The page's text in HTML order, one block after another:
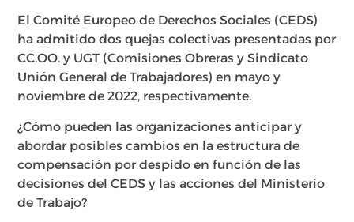
El Comité Europeo de Derechos Sociales (CEDS)
ha admitido dos quejas colectivas presentadas por
CC.OO. y UGT (Comisiones Obreras y Sindicato
Unión General de Trabajadores) en mayo y
noviembre de 2022, respectivamente.
¿Cómo pueden las organizaciones anticipar y
abordar posibles cambios en la estructura de
compensación por despido en función de las
decisiones del CEDS y las acciones del Ministerio
de Trabajo?